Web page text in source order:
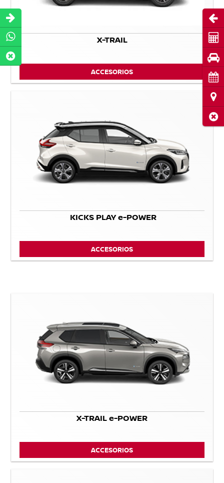
X-TRAIL
ACCESORIOS
KICKS PLAY e-POWER
ACCESORIOS
X-TRAIL e-POWER
ACCESORIOS